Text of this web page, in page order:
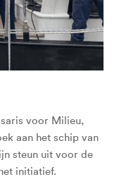
voor Milieu,
aan het schip van
steun uit voor de
initiatief.